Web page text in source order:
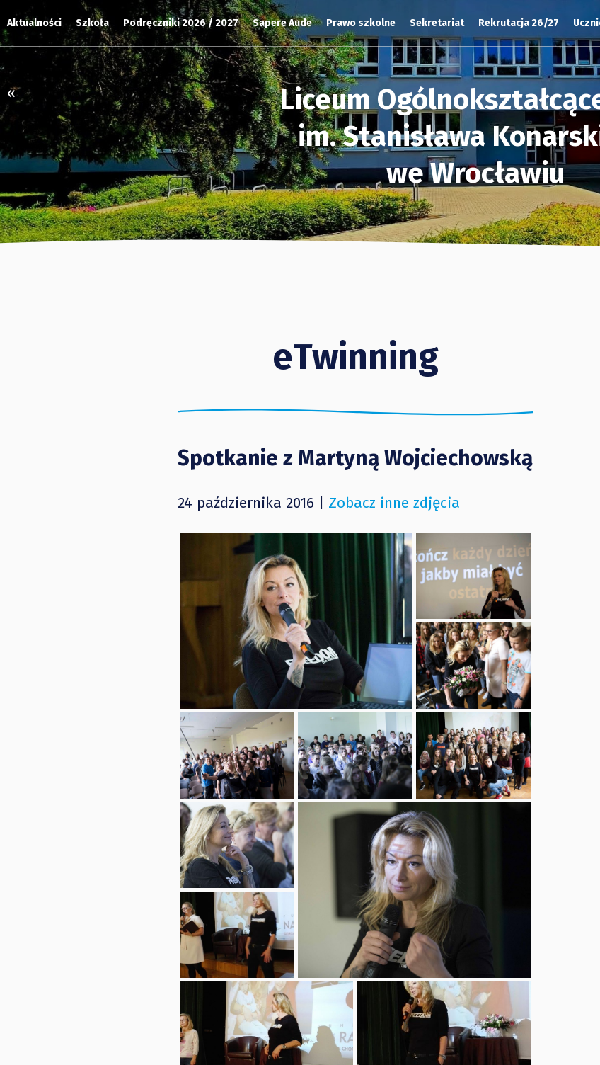
Liceum
im. Stanisława
we Wrocławiu
«
Aktualności Szkoła Podręczniki 2026 / 2027 Sapere Aude Prawo szkolne Sekretariat Rekrutacja 26/27
eTwinning
Spotkanie z Martyną Wojciechowską
24 października 2016 | Zobacz inne zdjęcia